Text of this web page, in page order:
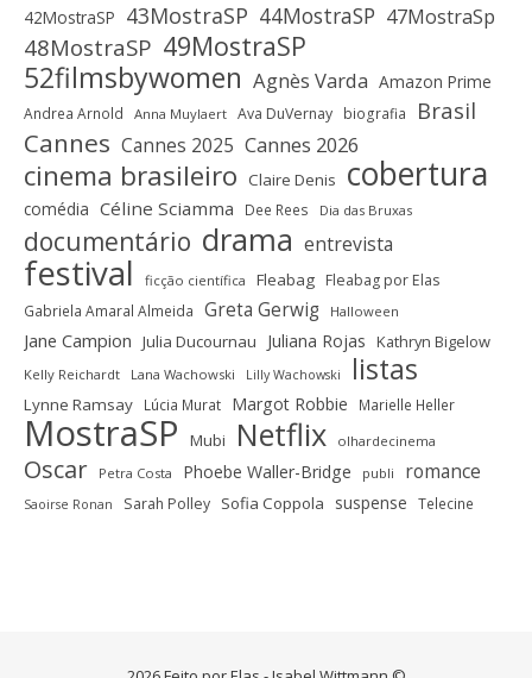
42MostraSP 43MostraSP 44MostraSP 47MostraSp
48MostraSP 49MostraSP
52filmsbywomen Agnès Varda Amazon Prime
Andrea Arnold Anna Muylaert Ava DuVernay biografia Brasil
Cannes Cannes 2025 Cannes 2026
cinema brasileiro Claire Denis cobertura
comédia Céline Sciamma Dee Rees Dia das Bruxas
documentário drama entrevista
festival ficção científica Fleabag Fleabag por Elas
Gabriela Amaral Almeida Greta Gerwig Halloween
Jane Campion Julia Ducournau Juliana Rojas Kathryn Bigelow
Kelly Reichardt Lana Wachowski Lilly Wachowski listas
Lynne Ramsay Lúcia Murat Margot Robbie Marielle Heller
MostraSP Mubi Netflix olhardecinema
Oscar Petra Costa Phoebe Waller-Bridge publi romance
Saoirse Ronan Sarah Polley Sofia Coppola suspense Telecine